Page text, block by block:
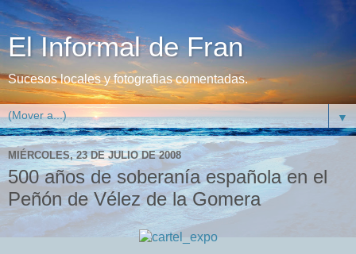
El Informal de Fran
Sucesos locales y fotografias comentadas.
▼
MIÉRCOLES, 23 DE JULIO DE 2008
500 años de soberanía española en el
Peñón de Vélez de la Gomera